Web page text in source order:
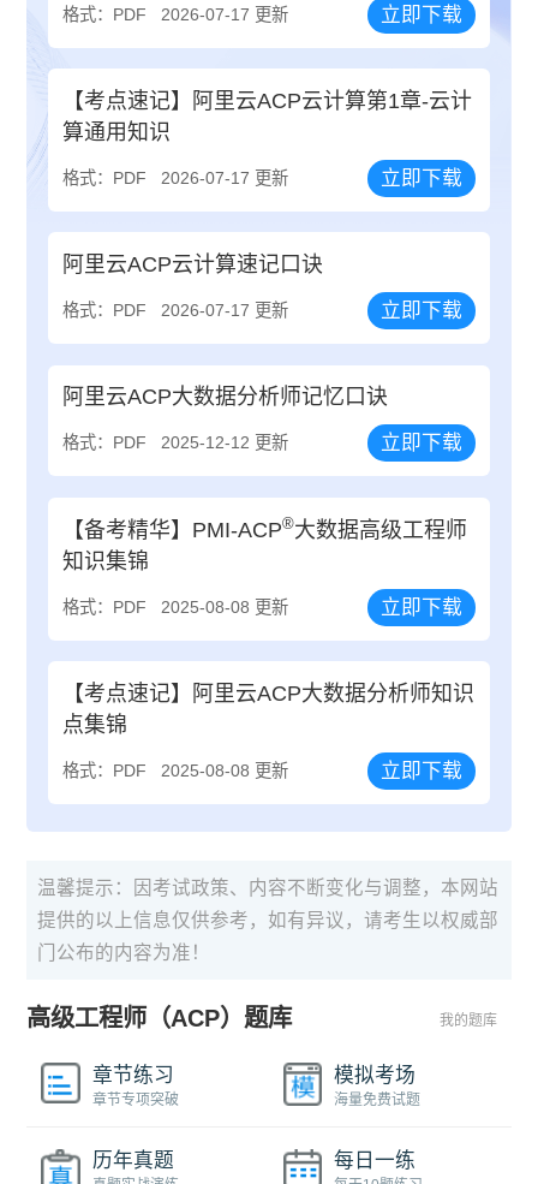
格式：PDF 2026-07-17 更新 立即下载
【考点速记】阿里云ACP云计算第1章-云计
算通用知识
格式：PDF 2026-07-17 更新 立即下载
阿里云ACP云计算速记口诀
格式：PDF 2026-07-17 更新 立即下载
阿里云ACP大数据分析师记忆口诀
格式：PDF 2025-12-12 更新 立即下载
【备考精华】PMI-ACP®大数据高级工程师
知识集锦
格式：PDF 2025-08-08 更新 立即下载
【考点速记】阿里云ACP大数据分析师知识
点集锦
格式：PDF 2025-08-08 更新 立即下载
温馨提示：因考试政策、内容不断变化与调整，本网站
提供的以上信息仅供参考，如有异议，请考生以权威部
门公布的内容为准！
高级工程师（ACP）题库 我的题库
章节练习
章节专项突破
模拟考场
海量免费试题
历年真题 每日一练